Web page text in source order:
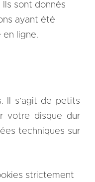
sont donnés
ayant été
en ligne.
Il s’agit de petits
votre disque dur
techniques sur
strictement